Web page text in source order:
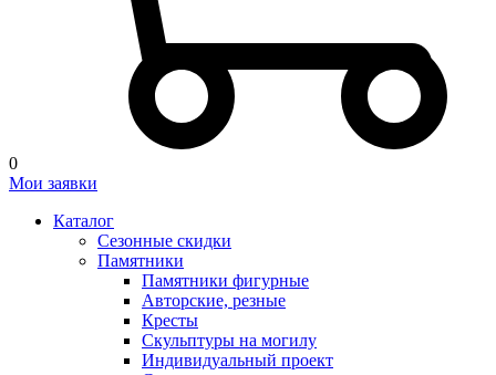
0
Мои заявки
Каталог
Сезонные скидки
Памятники
Памятники фигурные
Авторские, резные
Кресты
Скульптуры на могилу
Индивидуальный проект